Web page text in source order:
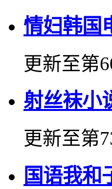
情妇韩国
更新至第
射丝袜小
更新至第
国语我和